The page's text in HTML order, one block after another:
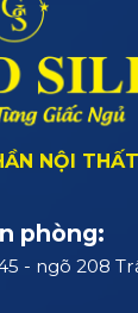
NỘI
phòng:
- ngõ 208